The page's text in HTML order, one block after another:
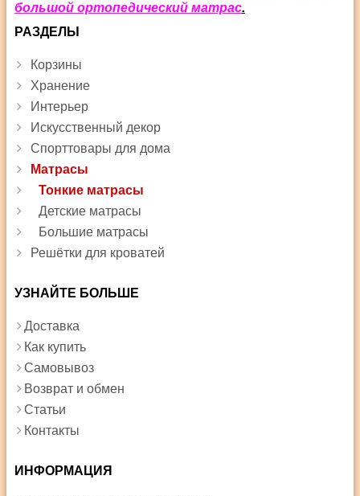
большой ортопедический матрас.
РАЗДЕЛЫ
Корзины
Хранение
Интерьер
Искусственный декор
Спорттовары для дома
Матрасы
Тонкие матрасы
Детские матрасы
Большие матрасы
Решётки для кроватей
УЗНАЙТЕ БОЛЬШЕ
Доставка
Как купить
Самовывоз
Возврат и обмен
Статьи
Контакты
ИНФОРМАЦИЯ